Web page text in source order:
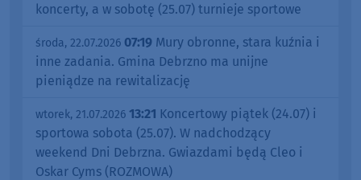
koncerty, a w sobotę (25.07) turnieje sportowe
środa, 22.07.2026 07:19 Mury obronne, stara kuźnia i
inne zadania. Gmina Debrzno ma unijne
pieniądze na rewitalizację
wtorek, 21.07.2026 13:21 Koncertowy piątek (24.07) i
sportowa sobota (25.07). W nadchodzący
weekend Dni Debrzna. Gwiazdami będą Cleo i
Oskar Cyms (ROZMOWA)